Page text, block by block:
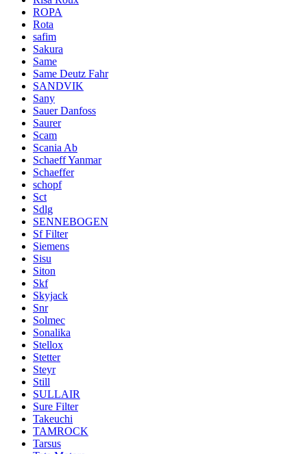
ROPA
Rota
safim
Sakura
Same
Same Deutz Fahr
SANDVIK
Sany
Sauer Danfoss
Saurer
Scam
Scania Ab
Schaeff Yanmar
Schaeffer
schopf
Sct
Sdlg
SENNEBOGEN
Sf Filter
Siemens
Sisu
Siton
Skf
Skyjack
Snr
Solmec
Sonalika
Stellox
Stetter
Steyr
Still
SULLAIR
Sure Filter
Takeuchi
TAMROCK
Tarsus